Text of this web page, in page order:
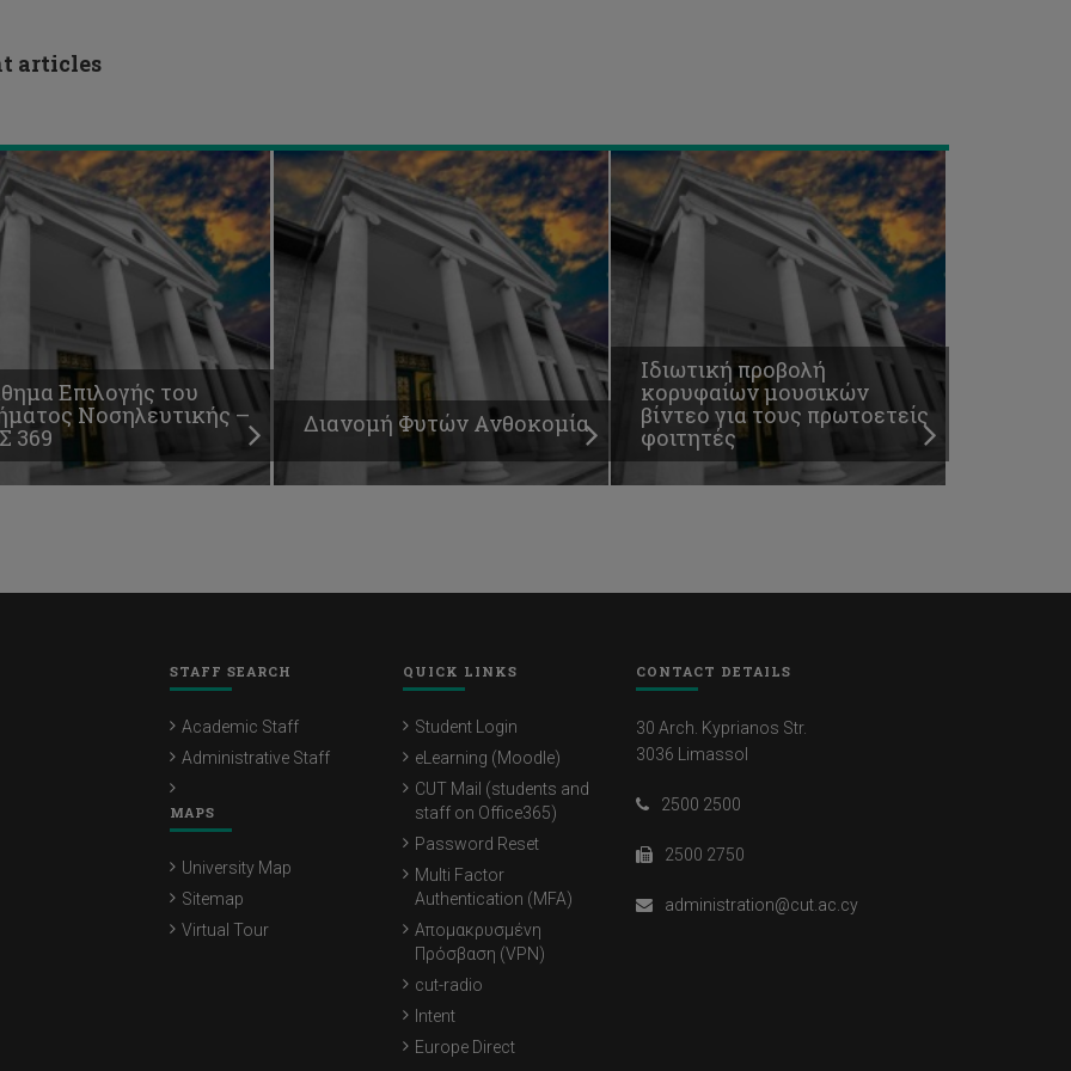
articles
Επιλογής του
Νοσηλευτικής –
369 Διανομή Φυτών Ανθοκομία
Ιδιωτική προβολή
κορυφαίων μουσικών
βίντεο για τους πρωτοετείς
φοιτητές
STAFF SEARCH
Academic Staff
Administrative Staff
MAPS
University Map
Sitemap
Virtual Tour
QUICK LINKS
Student Login
eLearning (Moodle)
CUT Mail (students and
staff on Office365)
Password Reset
Multi Factor
Authentication (MFA)
Απομακρυσμένη
Πρόσβαση (VPN)
cut-radio
Intent
Europe Direct
CONTACT DETAILS
30 Arch. Kyprianos Str.
3036 Limassol
2500 2500
2500 2750
administration@cut.ac.cy